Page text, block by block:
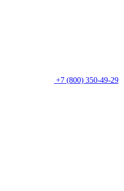
+7 (800) 350-49-29